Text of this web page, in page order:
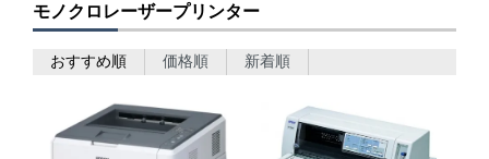
モノクロレーザープリンター
おすすめ順 価格順 新着順